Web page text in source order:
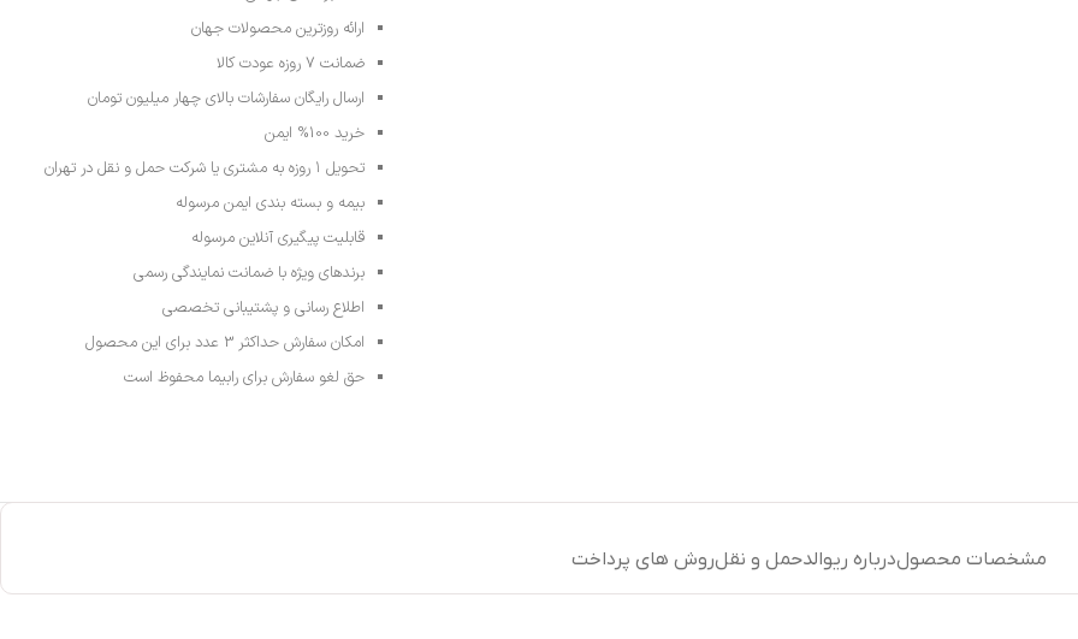
ارائه روزترین محصولات جهان
ضمانت 7 روزه عودت کالا
ارسال رایگان سفارشات بالای چهار میلیون تومان
خرید 100% ایمن
تحویل ۱ روزه به مشتری یا شرکت حمل و نقل در تهران
بیمه و بسته بندی ایمن مرسوله
قابلیت پیگیری آنلاین مرسوله
برندهای ویژه با ضمانت نمایندگی رسمی
اطلاع رسانی و پشتیبانی تخصصی
امکان سفارش حداکثر 3 عدد برای این محصول
حق لغو سفارش برای رابیما محفوظ است
مشخصات محصولدرباره ریوالدحمل و نقلروش های پرداخت